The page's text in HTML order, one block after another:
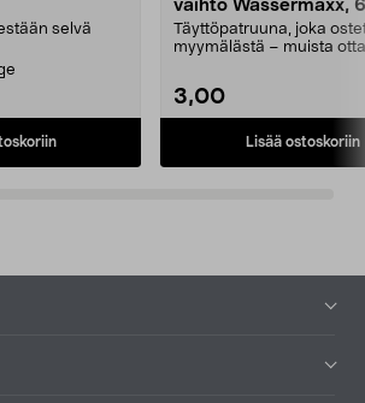
selvä
vaihto Wassermaxx,
Täyttöpatruuna, joka
myymälästä – muista
3,00
Lisää ostoskoriin